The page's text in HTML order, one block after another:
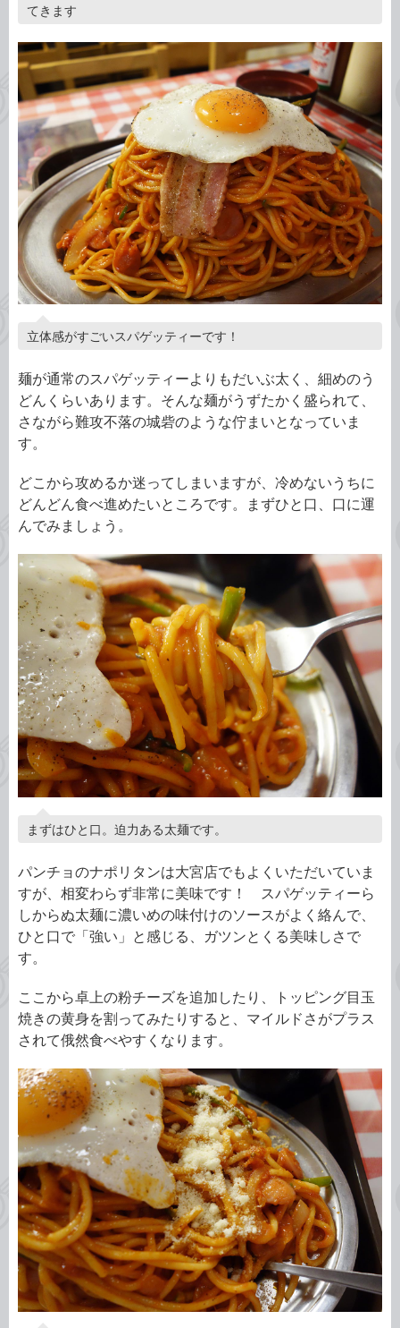
てきます
立体感がすごいスパゲッティーです！
麺が通常のスパゲッティーよりもだいぶ太く、細めのう
どんくらいあります。そんな麺がうずたかく盛られて、
さながら難攻不落の城砦のような佇まいとなっていま
す。
どこから攻めるか迷ってしまいますが、冷めないうちに
どんどん食べ進めたいところです。まずひと口、口に運
んでみましょう。
まずはひと口。迫力ある太麺です。
パンチョのナポリタンは大宮店でもよくいただいていま
すが、相変わらず非常に美味です！ スパゲッティーら
しからぬ太麺に濃いめの味付けのソースがよく絡んで、
ひと口で「強い」と感じる、ガツンとくる美味しさで
す。
ここから卓上の粉チーズを追加したり、トッピング目玉
焼きの黄身を割ってみたりすると、マイルドさがプラス
されて俄然食べやすくなります。